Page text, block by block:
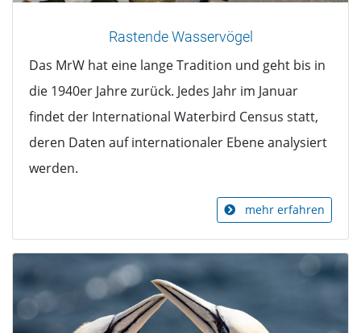
Rastende Wasservögel
Das MrW hat eine lange Tradition und geht bis in
die 1940er Jahre zurück. Jedes Jahr im Januar
findet der International Waterbird Census statt,
deren Daten auf internationaler Ebene analysiert
werden.
mehr erfahren